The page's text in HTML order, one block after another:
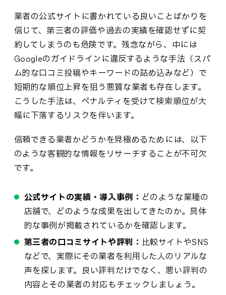
業者の公式サイトに書かれている良いことばかりを
信じて、第三者の評価や過去の実績を確認せずに契
約してしまうのも危険です。残念ながら、中には
Googleのガイドラインに違反するような手法（スパ
ム的な口コミ投稿やキーワードの詰め込みなど）で
短期的な順位上昇を狙う悪質な業者も存在します。
こうした手法は、ペナルティを受けて検索順位が大
幅に下落するリスクを伴います。
信頼できる業者かどうかを見極めるためには、以下
のような客観的な情報をリサーチすることが不可欠
です。
公式サイトの実績・導入事例： どのような業種の
店舗で、どのような成果を出してきたのか。具体
的な事例が掲載されているかを確認します。
第三者の口コミサイトや評判： 比較サイトやSNS
などで、実際にその業者を利用した人のリアルな
声を探します。良い評判だけでなく、悪い評判の
内容とその業者の対応もチェックしましょう。